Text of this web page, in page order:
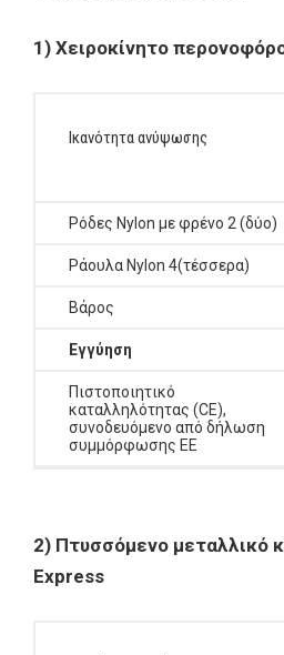
1) Χειροκίνητο
Ικανότητα ανύψωσης
Ρόδες Nylon με φρένο 2 (δύο)
Ράουλα Nylon 4(τέσσερα)
Βάρος
Εγγύηση
Πιστοποιητικό
καταλληλότητας (CE),
συνοδευόμενο από δήλωση
συμμόρφωσης ΕΕ
2) Πτυσσόμενο μεταλλικό
Express